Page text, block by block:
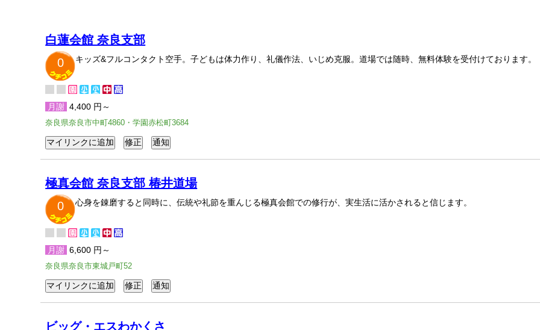
白蓮会館 奈良支部
0
キッズ&フルコンタクト空手。子どもは体力作り、礼儀作法、いじめ克服。道場では随時、無料体験を受付けております。
月謝 4,400 円～
奈良県奈良市中町4860・学園赤松町3684
極真会館 奈良支部 椿井道場
0
心身を錬磨すると同時に、伝統や礼節を重んじる極真会館での修行が、実生活に活かされると信じます。
月謝 6,600 円～
奈良県奈良市東城戸町52
ビッグ・エスわかくさ